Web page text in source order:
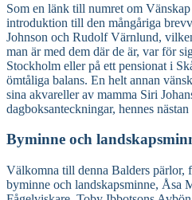
Som en länk till numret om
introduktion till den mångåriga
Johnson och Rudolf Värnlund,
man är med dem där de är, var för
Stockholm eller på ett pensionat i
ömtåliga balans. En helt annan
sina akvareller av mamma Siri
dagboksanteckningar, hennes
Byminne och
Välkomna till denna Balders pärlor,
byminne och landskapsminne, Åsa